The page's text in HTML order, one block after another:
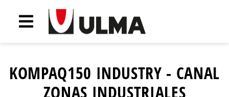
KOMPAQ150 INDUSTRY - CANAL
ZONAS INDUSTRIALES